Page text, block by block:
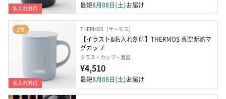
名入れ対応 最短8月08日(土)お届け
2位
名入れ対応
THERMOS（サーモス）
【イラスト&名入れ刻印】THERMOS 真空断熱マ
グカップ
グラス・カップ・酒器
¥4,510
最短8月08日(土)お届け